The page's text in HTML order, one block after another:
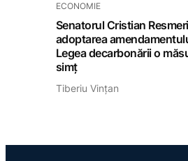
ECONOMIE
Senatorul Cristian
adoptarea
Legea decarbonării o
simț
Tiberiu Vințan